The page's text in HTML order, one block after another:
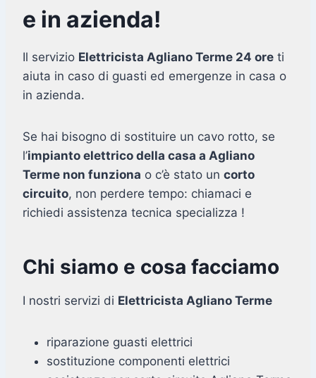
e in azienda!
Il servizio Elettricista Agliano Terme 24 ore ti
aiuta in caso di guasti ed emergenze in casa o
in azienda.
Se hai bisogno di sostituire un cavo rotto, se
l’impianto elettrico della casa a Agliano
Terme non funziona o c’è stato un corto
circuito, non perdere tempo: chiamaci e
richiedi assistenza tecnica specializza !
Chi siamo e cosa facciamo
I nostri servizi di Elettricista Agliano Terme
riparazione guasti elettrici
sostituzione componenti elettrici